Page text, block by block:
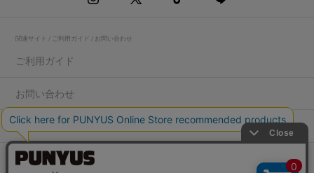
関連サイト / ご利用ガイド / お問い合わせ
ご利用ガイド
お問い合わせ
求人情報
店舗一覧